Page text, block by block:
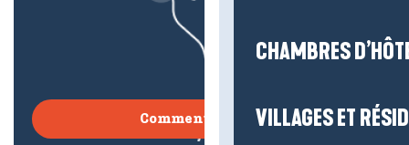
CHAMBRES
VILLAGES ET
Comment venir ?